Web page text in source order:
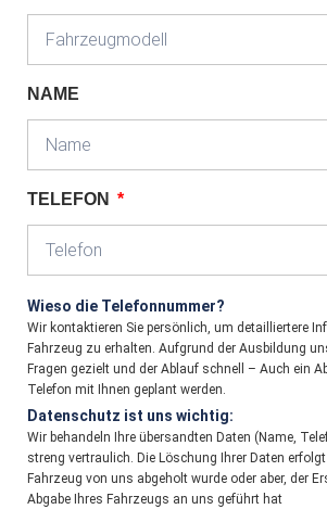
NAME
TELEFON
Wieso die Telefonnummer?
Wir kontaktieren Sie persönlich, um detailliertere
Fahrzeug zu erhalten. Aufgrund der Ausbildung
Fragen gezielt und der Ablauf schnell – Auch ein
Telefon mit Ihnen geplant werden.
Datenschutz ist uns wichtig:
Wir behandeln Ihre übersandten Daten (Name,
streng vertraulich. Die Löschung Ihrer Daten
Fahrzeug von uns abgeholt wurde oder aber, der
Abgabe Ihres Fahrzeugs an uns geführt hat